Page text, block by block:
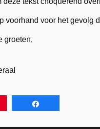
voorhand voor het gevolg
groeten,